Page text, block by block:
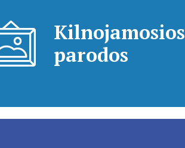
Kilnojamosios
parodos